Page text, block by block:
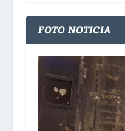
FOTO NOTICIA